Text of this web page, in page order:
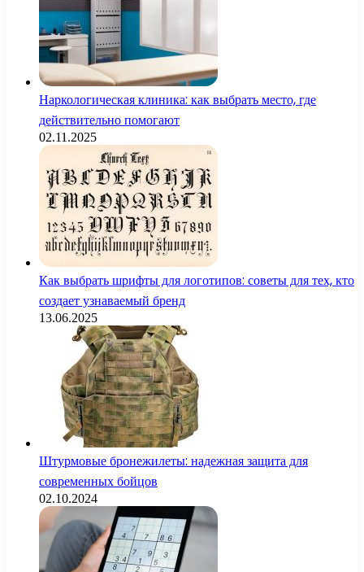
Наркологическая клиника: как выбрать место, где
действительно помогают
02.11.2025
Как выбрать шрифты для логотипов: советы для тех, кто
создает узнаваемый бренд
13.06.2025
Штурмовые бронежилеты: надежная защита для
современных бойцов
02.10.2024